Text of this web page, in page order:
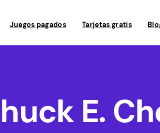
Juegos pagados Tarjetas gratis
E.